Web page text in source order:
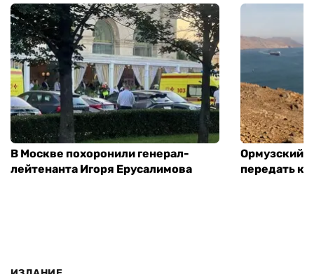
В Москве похоронили генерал-
лейтенанта Игоря Ерусалимова
Ормузский
передать